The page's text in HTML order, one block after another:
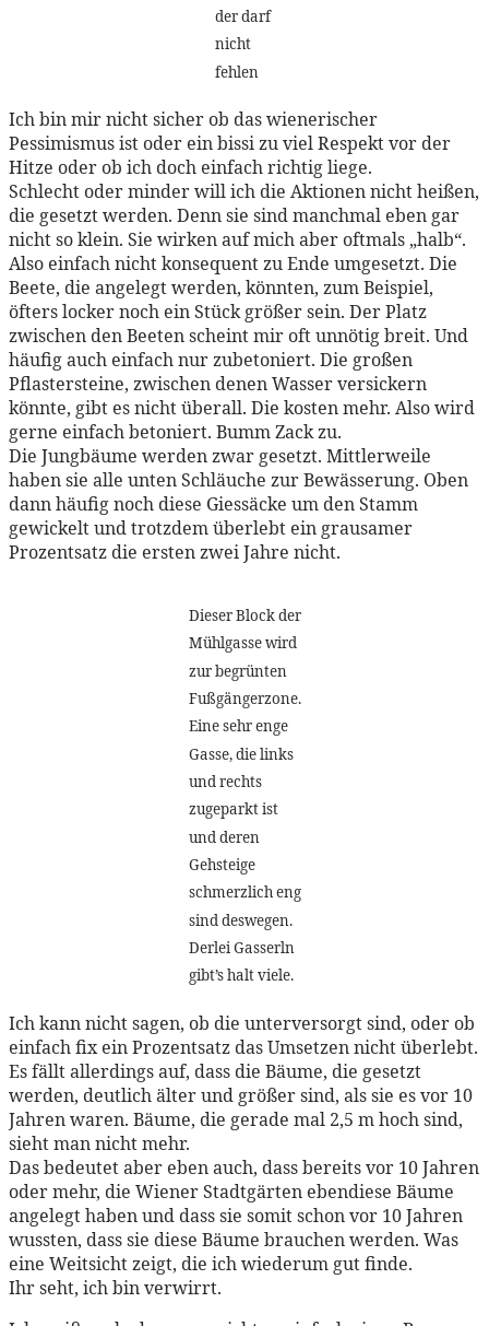
der darf
nicht
fehlen
Ich bin mir nicht sicher ob das wienerischer
Pessimismus ist oder ein bissi zu viel Respekt vor der
Hitze oder ob ich doch einfach richtig liege.
Schlecht oder minder will ich die Aktionen nicht heißen,
die gesetzt werden. Denn sie sind manchmal eben gar
nicht so klein. Sie wirken auf mich aber oftmals „halb“.
Also einfach nicht konsequent zu Ende umgesetzt. Die
Beete, die angelegt werden, könnten, zum Beispiel,
öfters locker noch ein Stück größer sein. Der Platz
zwischen den Beeten scheint mir oft unnötig breit. Und
häufig auch einfach nur zubetoniert. Die großen
Pflastersteine, zwischen denen Wasser versickern
könnte, gibt es nicht überall. Die kosten mehr. Also wird
gerne einfach betoniert. Bumm Zack zu.
Die Jungbäume werden zwar gesetzt. Mittlerweile
haben sie alle unten Schläuche zur Bewässerung. Oben
dann häufig noch diese Giessäcke um den Stamm
gewickelt und trotzdem überlebt ein grausamer
Prozentsatz die ersten zwei Jahre nicht.
Dieser Block der
Mühlgasse wird
zur begrünten
Fußgängerzone.
Eine sehr enge
Gasse, die links
und rechts
zugeparkt ist
und deren
Gehsteige
schmerzlich eng
sind deswegen.
Derlei Gasserln
gibt’s halt viele.
Ich kann nicht sagen, ob die unterversorgt sind, oder ob
einfach fix ein Prozentsatz das Umsetzen nicht überlebt.
Es fällt allerdings auf, dass die Bäume, die gesetzt
werden, deutlich älter und größer sind, als sie es vor 10
Jahren waren. Bäume, die gerade mal 2,5 m hoch sind,
sieht man nicht mehr.
Das bedeutet aber eben auch, dass bereits vor 10 Jahren
oder mehr, die Wiener Stadtgärten ebendiese Bäume
angelegt haben und dass sie somit schon vor 10 Jahren
wussten, dass sie diese Bäume brauchen werden. Was
eine Weitsicht zeigt, die ich wiederum gut finde.
Ihr seht, ich bin verwirrt.